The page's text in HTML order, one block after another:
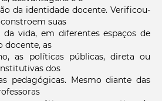
da identidade docente. Verificou-
suas
vida, em diferentes espaços de
docente, as
as políticas públicas, direta ou
dos
pedagógicas. Mesmo diante das